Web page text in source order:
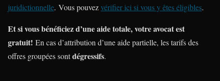
juridictionnelle. Vous pouvezvérifier ici si vous y êtes éligibles.
Et si vous bénéficiez d’une aide totale, votre avocat est
gratuit! En cas d’attribution d’une aide partielle, les tarifs des
offres groupées sontdégressifs.